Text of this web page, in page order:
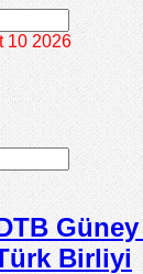
10 2026
Birliyi